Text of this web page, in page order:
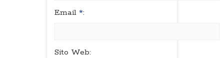
Email *:
Sito Web: